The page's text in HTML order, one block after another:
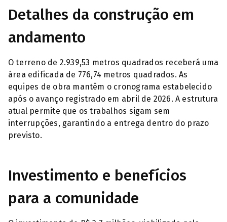
Detalhes da construção em
andamento
O terreno de 2.939,53 metros quadrados receberá uma
área edificada de 776,74 metros quadrados. As
equipes de obra mantêm o cronograma estabelecido
após o avanço registrado em abril de 2026. A estrutura
atual permite que os trabalhos sigam sem
interrupções, garantindo a entrega dentro do prazo
previsto.
Investimento e benefícios
para a comunidade